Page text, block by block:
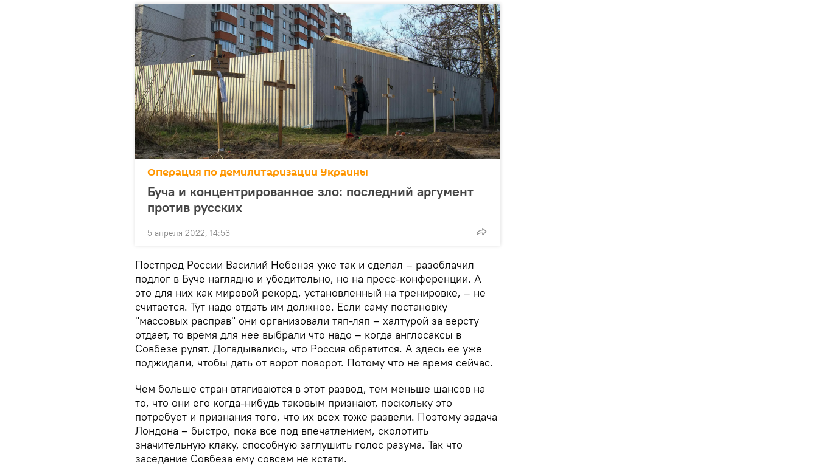
Операция по демилитаризации Украины
Буча и концентрированное зло: последний аргумент
против русских
5 апреля 2022, 14:53
Постпред России Василий Небензя уже так и сделал – разоблачил
подлог в Буче наглядно и убедительно, но на пресс-конференции. А
это для них как мировой рекорд, установленный на тренировке, – не
считается. Тут надо отдать им должное. Если саму постановку
"массовых расправ" они организовали тяп-ляп – халтурой за версту
отдает, то время для нее выбрали что надо – когда англосаксы в
Совбезе рулят. Догадывались, что Россия обратится. А здесь ее уже
поджидали, чтобы дать от ворот поворот. Потому что не время сейчас.
Чем больше стран втягиваются в этот развод, тем меньше шансов на
то, что они его когда-нибудь таковым признают, поскольку это
потребует и признания того, что их всех тоже развели. Поэтому задача
Лондона – быстро, пока все под впечатлением, сколотить
значительную клаку, способную заглушить голос разума. Так что
заседание Совбеза ему совсем не кстати.